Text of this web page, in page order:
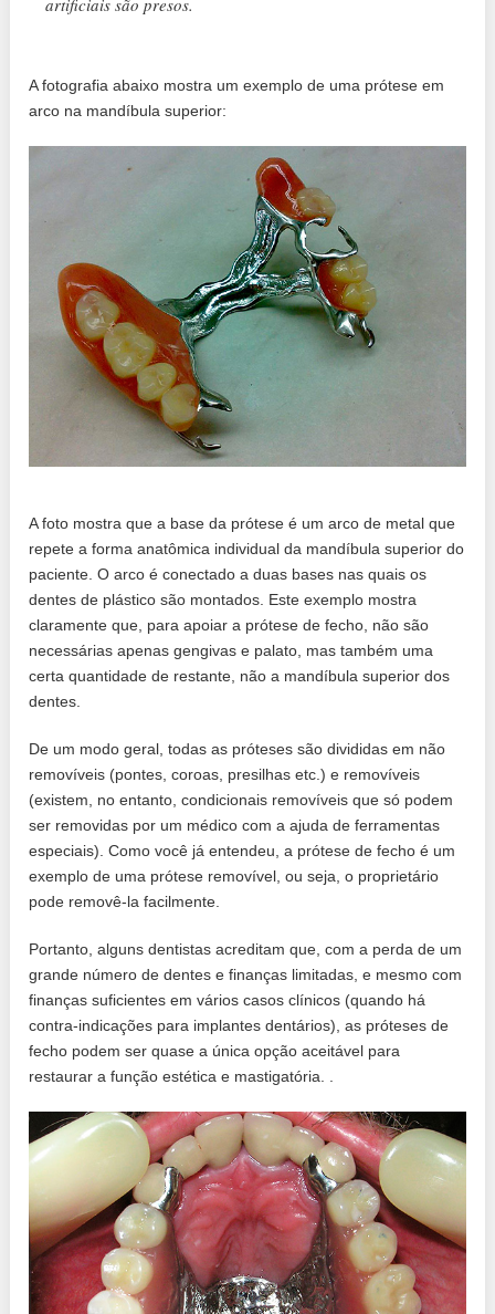
A fotografia abaixo mostra um exemplo de uma prótese em
arco na mandíbula superior:
A foto mostra que a base da prótese é um arco de metal que
repete a forma anatômica individual da mandíbula superior do
paciente. O arco é conectado a duas bases nas quais os
dentes de plástico são montados. Este exemplo mostra
claramente que, para apoiar a prótese de fecho, não são
necessárias apenas gengivas e palato, mas também uma
certa quantidade de restante, não a mandíbula superior dos
dentes.
De um modo geral, todas as próteses são divididas em não
removíveis (pontes, coroas, presilhas etc.) e removíveis
(existem, no entanto, condicionais removíveis que só podem
ser removidas por um médico com a ajuda de ferramentas
especiais). Como você já entendeu, a prótese de fecho é um
exemplo de uma prótese removível, ou seja, o proprietário
pode removê-la facilmente.
Portanto, alguns dentistas acreditam que, com a perda de um
grande número de dentes e finanças limitadas, e mesmo com
finanças suficientes em vários casos clínicos (quando há
contra-indicações para implantes dentários), as próteses de
fecho podem ser quase a única opção aceitável para
restaurar a função estética e mastigatória. .